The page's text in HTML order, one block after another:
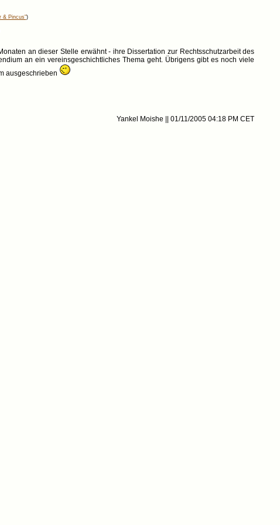
& Pincus")
an dieser Stelle erwähnt - ihre Dissertation zur Rechtsschutzarbeit des
an ein vereinsgeschichtliches Thema geht. Übrigens gibt es noch viele
ausgeschrieben
Yankel Moishe || 01/11/2005 04:18 PM CET